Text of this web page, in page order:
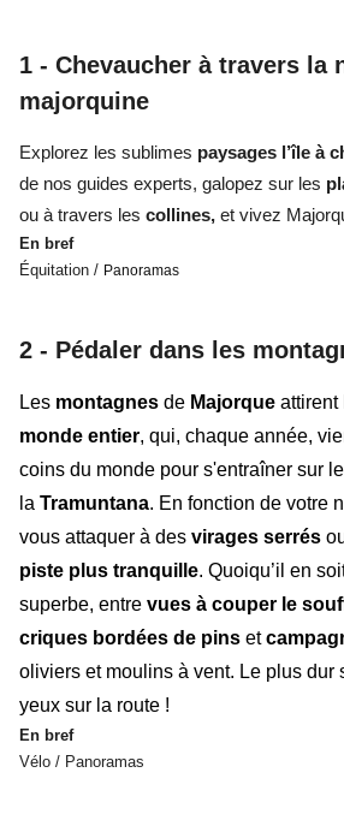
1 - Chevaucher à travers la
majorquine
Explorez les sublimes paysages l’île à
de nos guides experts, galopez sur les
ou à travers les collines, et vivez
En bref
Équitation / Panoramas
2 - Pédaler dans les
Les montagnes de Majorque attirent
monde entier, qui, chaque année,
coins du monde pour s'entraîner sur
la Tramuntana. En fonction de votre
vous attaquer à des virages serrés
piste plus tranquille. Quoiqu’il en
superbe, entre vues à couper le
criques bordées de pins et
oliviers et moulins à vent. Le plus dur
yeux sur la route !
En bref
Vélo / Panoramas